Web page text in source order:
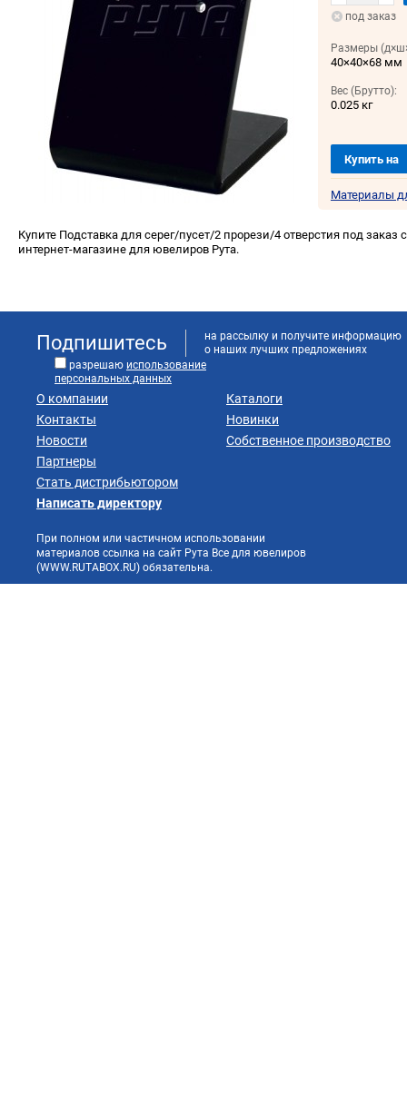
под заказ
Размеры
40×40×68 мм
Вес (Брутто):
0.025 кг
Купить на
Материалы
Купите Подставка для серег/пусет/2 прорези/4 отверстия под заказ
интернет-магазине для ювелиров Рута.
Подпишитесь
на рассылку и получите информацию
о наших лучших предложениях
разрешаю использование
персональных данных
О компании
Контакты
Новости
Партнеры
Стать дистрибьютором
Каталоги
Новинки
Собственное производство
Написать директору
При полном или частичном использовании
материалов ссылка на сайт Рута Все для ювелиров
(WWW.RUTABOX.RU) обязательна.